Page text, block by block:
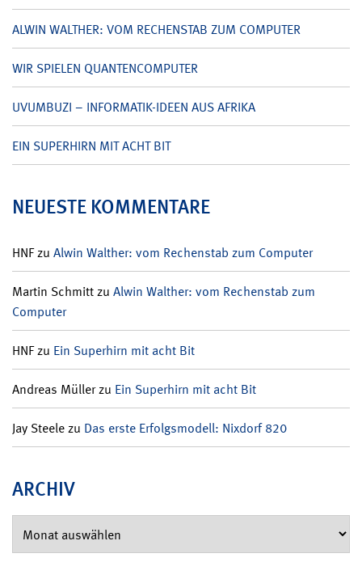
ALWIN WALTHER: VOM RECHENSTAB ZUM COMPUTER
WIR SPIELEN QUANTENCOMPUTER
UVUMBUZI – INFORMATIK-IDEEN AUS AFRIKA
EIN SUPERHIRN MIT ACHT BIT
NEUESTE KOMMENTARE
HNFzu Alwin Walther: vom Rechenstab zum Computer
Martin Schmittzu Alwin Walther: vom Rechenstab zum
Computer
HNFzu Ein Superhirn mit acht Bit
Andreas Müllerzu Ein Superhirn mit acht Bit
Jay Steelezu Das erste Erfolgsmodell: Nixdorf 820
ARCHIV